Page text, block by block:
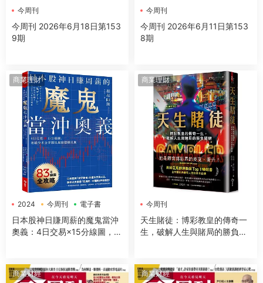
今周刊
今周刊 2026年6月18日第153
9期
今周刊
今周刊 2026年6月11日第153
8期
商業理財
2024 今周刊 電子書
日本股神日賺周薪的魔鬼當沖
奧義：4日交易×15分線圖，用
商業理財
今周刊
天生賭徒：博彩教皇的傳奇一
生，破解人生與賭局的勝負關
商業财經 商業财經